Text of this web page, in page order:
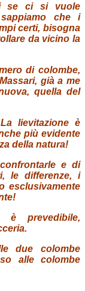
se ci si vuole
che i
certi, bisogna
da vicino la
di colombe,
già a me
quella del
lievitazione è
più evidente
della natura!
e di
le differenze, i
esclusivamente
è prevedibile,
due colombe
alle colombe